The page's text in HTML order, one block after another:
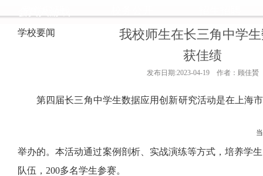
学校要闻
我校师生在长三角中学
获佳绩
发布日期:2023-04-19 作者：顾佳贇
第四届长三角中学生数据应用创新研究活动是在上海
举办的。本活动通过案例剖析、实战演练等方式，培养学
队伍， 200多名学生参赛。